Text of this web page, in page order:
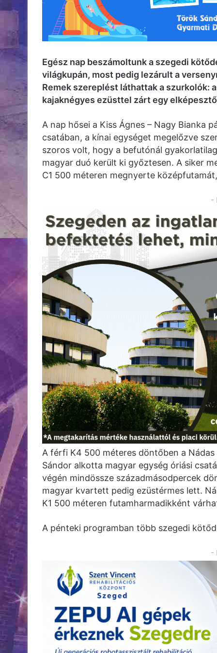
Egész nap beszámoltunk a szegedi
világkupán, most pedig lezárult a
Remek szereplést láthattak a szurkolók:
kajaknégyes ezüsttel zárt egy
A nap hősei a Kiss Ágnes – Nagy Bianka
csatában, a kínai egységet megelőzve
szoros volt, hogy a befutónál
magyar duó került ki győztesen. A siker
C1 500 méteren megnyerte
-
A férfi K4 500 méteres döntőben a
Sándor alkotta magyar egység óriási
végén mindössze századmásodpercek
magyar kvartett pedig ezüstérmes lett.
K1 500 méteren futamharmadikként
A pénteki programban több szegedi
-